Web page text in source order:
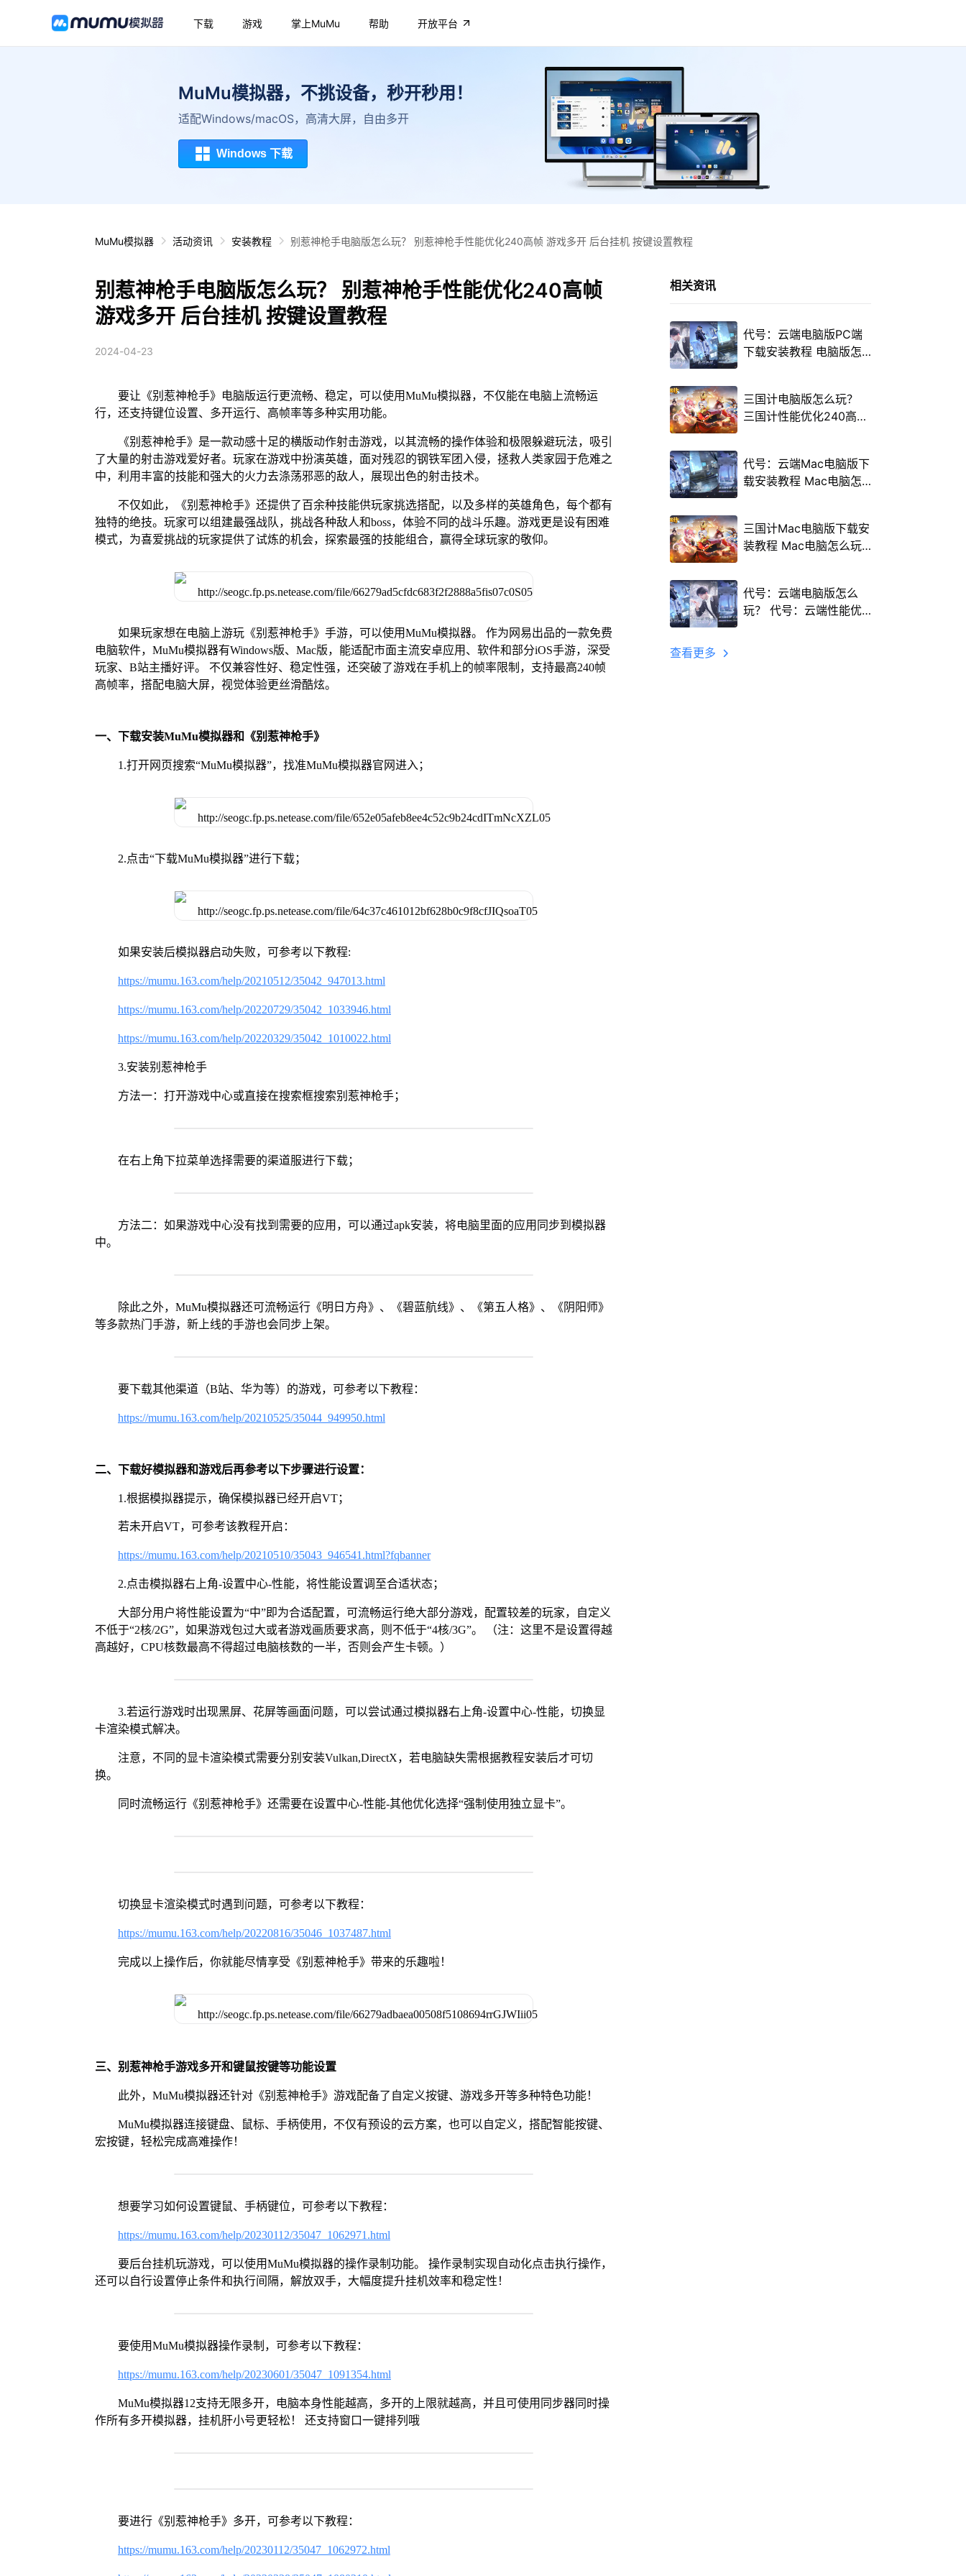
下载 游戏 掌上MuMu 帮助 开放平台
MuMu模拟器，不挑设备，秒开秒用！
适配Windows/macOS，高清大屏，自由多开
Windows 下载
MuMu模拟器 活动资讯 安装教程 别惹神枪手电脑版怎么玩？ 别惹神枪手性能优化240高帧 游戏多开 后台挂机 按键设置教程
别惹神枪手电脑版怎么玩？ 别惹神枪手性能优化240高帧
游戏多开 后台挂机 按键设置教程
2024-04-23
要让《别惹神枪手》电脑版运行更流畅、稳定，可以使用MuMu模拟器，不仅能在电脑上流畅运
行，还支持键位设置、多开运行、高帧率等多种实用功能。
《别惹神枪手》是一款动感十足的横版动作射击游戏，以其流畅的操作体验和极限躲避玩法，吸引
了大量的射击游戏爱好者。玩家在游戏中扮演英雄，面对残忍的钢铁军团入侵，拯救人类家园于危难之
中，利用丰富的技能和强大的火力去涤荡邪恶的敌人，展现出色的射击技术。
不仅如此，《别惹神枪手》还提供了百余种技能供玩家挑选搭配，以及多样的英雄角色，每个都有
独特的绝技。玩家可以组建最强战队，挑战各种敌人和boss，体验不同的战斗乐趣。游戏更是设有困难
模式，为喜爱挑战的玩家提供了试炼的机会，探索最强的技能组合，赢得全球玩家的敬仰。
如果玩家想在电脑上游玩《别惹神枪手》手游，可以使用MuMu模拟器。 作为网易出品的一款免费
电脑软件，MuMu模拟器有Windows版、Mac版，能适配市面主流安卓应用、软件和部分iOS手游，深受
玩家、B站主播好评。 不仅兼容性好、稳定性强，还突破了游戏在手机上的帧率限制，支持最高240帧
高帧率，搭配电脑大屏，视觉体验更丝滑酷炫。
一、下载安装MuMu模拟器和《别惹神枪手》
1.打开网页搜索“MuMu模拟器”，找准MuMu模拟器官网进入；
2.点击“下载MuMu模拟器”进行下载；
如果安装后模拟器启动失败，可参考以下教程:
https://mumu.163.com/help/20210512/35042_947013.html
https://mumu.163.com/help/20220729/35042_1033946.html
https://mumu.163.com/help/20220329/35042_1010022.html
3.安装别惹神枪手
方法一：打开游戏中心或直接在搜索框搜索别惹神枪手；
在右上角下拉菜单选择需要的渠道服进行下载；
方法二：如果游戏中心没有找到需要的应用，可以通过apk安装，将电脑里面的应用同步到模拟器
中。
除此之外，MuMu模拟器还可流畅运行《明日方舟》、《碧蓝航线》、《第五人格》、《阴阳师》
等多款热门手游，新上线的手游也会同步上架。
要下载其他渠道（B站、华为等）的游戏，可参考以下教程：
https://mumu.163.com/help/20210525/35044_949950.html
二、下载好模拟器和游戏后再参考以下步骤进行设置：
1.根据模拟器提示，确保模拟器已经开启VT；
若未开启VT，可参考该教程开启：
https://mumu.163.com/help/20210510/35043_946541.html?fqbanner
2.点击模拟器右上角-设置中心-性能，将性能设置调至合适状态；
大部分用户将性能设置为“中”即为合适配置，可流畅运行绝大部分游戏，配置较差的玩家，自定义
不低于“2核/2G”，如果游戏包过大或者游戏画质要求高，则不低于“4核/3G”。 （注：这里不是设置得越
高越好，CPU核数最高不得超过电脑核数的一半，否则会产生卡顿。）
3.若运行游戏时出现黑屏、花屏等画面问题，可以尝试通过模拟器右上角-设置中心-性能，切换显
卡渲染模式解决。
注意，不同的显卡渲染模式需要分别安装Vulkan,DirectX，若电脑缺失需根据教程安装后才可切
换。
同时流畅运行《别惹神枪手》还需要在设置中心-性能-其他优化选择“强制使用独立显卡”。
切换显卡渲染模式时遇到问题，可参考以下教程：
https://mumu.163.com/help/20220816/35046_1037487.html
完成以上操作后，你就能尽情享受《别惹神枪手》带来的乐趣啦！
三、别惹神枪手游戏多开和键鼠按键等功能设置
此外，MuMu模拟器还针对《别惹神枪手》游戏配备了自定义按键、游戏多开等多种特色功能！
MuMu模拟器连接键盘、鼠标、手柄使用，不仅有预设的云方案，也可以自定义，搭配智能按键、
宏按键，轻松完成高难操作！
想要学习如何设置键鼠、手柄键位，可参考以下教程：
https://mumu.163.com/help/20230112/35047_1062971.html
要后台挂机玩游戏，可以使用MuMu模拟器的操作录制功能。 操作录制实现自动化点击执行操作，
还可以自行设置停止条件和执行间隔，解放双手，大幅度提升挂机效率和稳定性！
要使用MuMu模拟器操作录制，可参考以下教程：
https://mumu.163.com/help/20230601/35047_1091354.html
MuMu模拟器12支持无限多开，电脑本身性能越高，多开的上限就越高，并且可使用同步器同时操
作所有多开模拟器，挂机肝小号更轻松！ 还支持窗口一键排列哦
要进行《别惹神枪手》多开，可参考以下教程：
https://mumu.163.com/help/20230112/35047_1062972.html
相关资讯
代号：云端电脑版PC端
下载安装教程 电脑版怎
三国计电脑版怎么玩？
三国计性能优化240高帧
代号：云端Mac电脑版下
载安装教程 Mac电脑怎
三国计Mac电脑版下载安
装教程 Mac电脑怎么玩
代号：云端电脑版怎么
玩？ 代号：云端性能优
查看更多